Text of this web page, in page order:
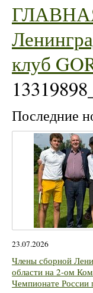
клуб
Последние
23.07.2026
Члены сборной
области на 2-ом
Чемпионате России